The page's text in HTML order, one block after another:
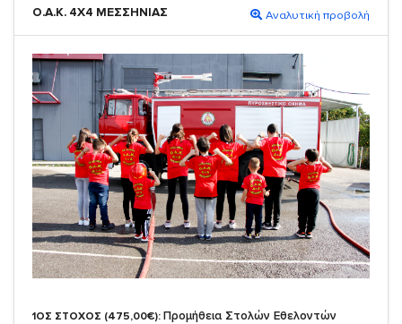
Ο.Α.Κ. 4Χ4 ΜΕΣΣΗΝΙΑΣ Αναλυτική προβολή
1ΟΣ ΣΤΟΧΟΣ (475,00€): Προμήθεια Στολών Εθελοντών